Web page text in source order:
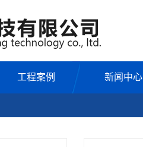
工程案例 新闻中心